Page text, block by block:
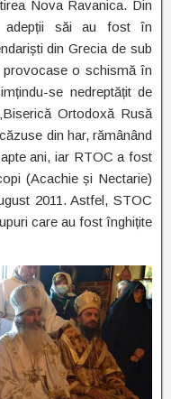
Nova Ravanica. Din
adepții săi au fost în
din Grecia de sub
provocase o schismă în
se nedreptățit de
Ortodoxă Rusă
din har, rămânând
ani, iar RTOC a fost
(Acachie și Nectarie)
2011. Astfel, STOC
care au fost înghițite